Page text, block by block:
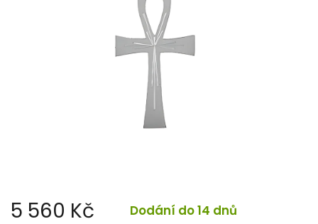
5 560 Kč Dodání do 14 dnů